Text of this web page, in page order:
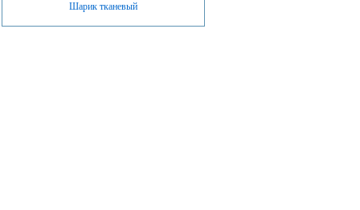
Шарик тканевый